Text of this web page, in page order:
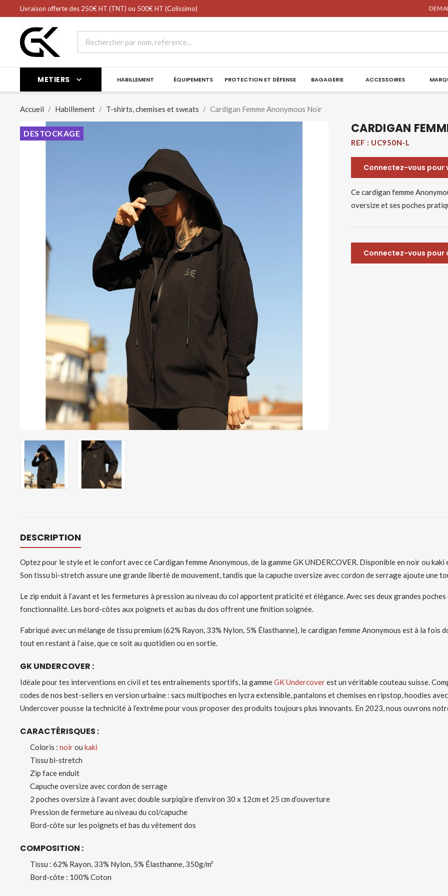
Panier
Livraison offerte des 250€ HT (TNT) ou 500€ HT (Colissimo)
METIERS  HABILLEMENT ÉQUIPEMENTS PROTECTION ET DÉFENSE BAGAGERIE ACCESSOIRES
Accueil Habillement T-shirts, chemises et sweats Cardigan Femme Anonymous Noir
DESTOCKAGE CARDIGAN
REF : UC950N-L
Connectez-vous pour
Ce cardigan femme
oversize et ses poches
Connectez-vous pour
DESCRIPTION
Optez pour le style et le confort avec ce Cardigan femme Anonymous, de la gamme GK UNDERCOVER. Disponible en noir ou
Son tissu bi-stretch assure une grande liberté de mouvement, tandis que la capuche oversize avec cordon de serrage ajoute une
Le zip enduit à l’avant et les fermetures à pression au niveau du col apportent praticité et élégance. Avec ses deux grandes
fonctionnalité. Les bord-côtes aux poignets et au bas du dos offrent une finition soignée.
Fabriqué avec un mélange de tissu premium (62% Rayon, 33% Nylon, 5% Élasthanne), le cardigan femme Anonymous est à la
tout en restant à l’aise, que ce soit au quotidien ou en sortie.
GK UNDERCOVER :
Idéale pour tes interventions en civil et tes entraînements sportifs, la gammeGK Undercoverest un véritable couteau suisse.
codes de nos best-sellers en version urbaine : sacs multipoches en lycra extensible, pantalons et chemises en ripstop, hoodies
Undercover pousse la technicité à l’extrême pour vous proposer des produits toujours plus innovants. En 2023, nous ouvrons
CARACTÉRISQUES :
Coloris : noirou kaki
Tissu bi-stretch
Zip face enduit
Capuche oversize avec cordon de serrage
2 poches oversize à l’avant avec double surpiqûre d’environ 30 x 12cm et 25 cm d’ouverture
Pression de fermeture au niveau du col/capuche
Bord-côte sur les poignets et bas du vêtement dos
COMPOSITION :
Tissu : 62% Rayon, 33% Nylon, 5% Élasthanne, 350g/m²
Bord-côte : 100% Coton